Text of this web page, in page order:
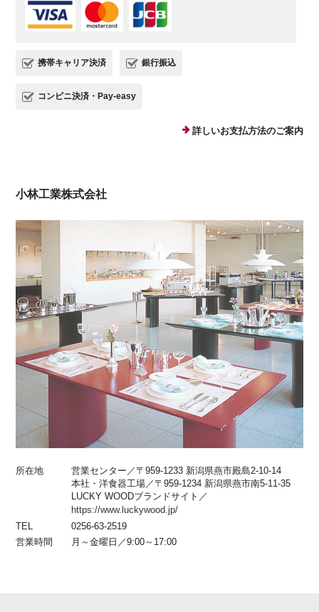
携帯キャリア決済 銀行振込
コンビニ決済・Pay-easy
詳しいお支払方法のご案内
小林工業株式会社
所在地
営業センター／〒959-1233 新潟県燕市殿島2-10-14
本社・洋食器工場／〒959-1234 新潟県燕市南5-11-35
LUCKY WOODブランドサイト／
https://www.luckywood.jp/
TEL
0256-63-2519
営業時間
月～金曜日／9:00～17:00